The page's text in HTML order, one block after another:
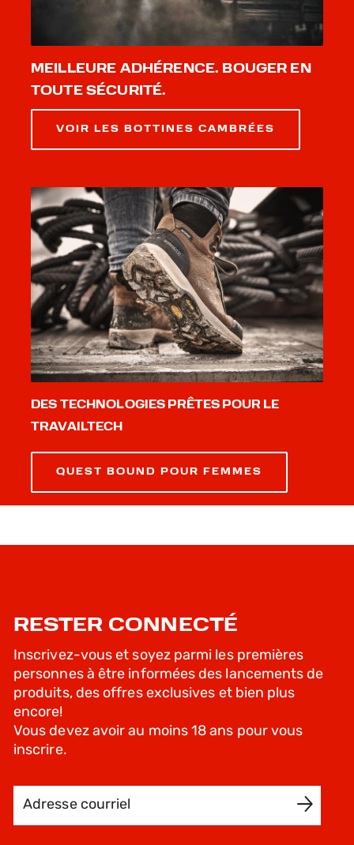
MEILLEURE ADHÉRENCE. BOUGER EN
TOUTE SÉCURITÉ.
VOIR LES BOTTINES CAMBRÉES
DES TECHNOLOGIES PRÊTES POUR LE
TRAVAILTECH
QUEST BOUND POUR FEMMES
RESTER CONNECTÉ
Inscrivez-vous et soyez parmi les premières
personnes à être informées des lancements de
produits, des offres exclusives et bien plus
encore!
Vous devez avoir au moins 18 ans pour vous
inscrire.